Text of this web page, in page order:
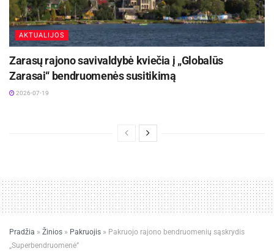
AKTUALIJOS
Zarasų rajono savivaldybė kviečia į „Globalūs
Zarasai“ bendruomenės susitikimą
2026-07-19
Pradžia » Žinios » Pakruojis » Pakruojo rajono bendruomenių sąskrydis
„Superbendruomenė”